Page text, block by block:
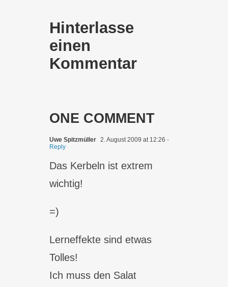
Hinterlasse
einen
Kommentar
ONE COMMENT
Uwe Spitzmüller 2. August 2009 at 12:26 -
Reply
Das Kerbeln ist extrem
wichtig!
=)
Lerneffekte sind etwas
Tolles!
Ich muss den Salat